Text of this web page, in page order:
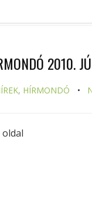
2010.
, HÍRMONDÓ
oldal